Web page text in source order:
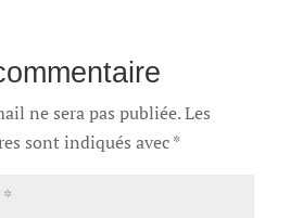
ne sera pas publiée.Les
sont indiqués avec*